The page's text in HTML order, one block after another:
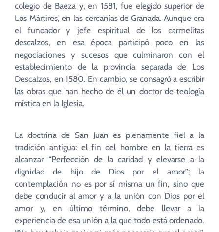
colegio de Baeza y, en 1581, fue elegido superior de
Los Mártires, en las cercanías de Granada. Aunque era
el fundador y jefe espiritual de los carmelitas
descalzos, en esa época participó poco en las
negociaciones y sucesos que culminaron con el
establecimiento de la provincia separada de Los
Descalzos, en 1580. En cambio, se consagró a escribir
las obras que han hecho de él un doctor de teología
mística en la Iglesia.
La doctrina de San Juan es plenamente fiel a la
tradición antigua: el fin del hombre en la tierra es
alcanzar “Perfección de la caridad y elevarse a la
dignidad de hijo de Dios por el amor”; la
contemplación no es por sí misma un fin, sino que
debe conducir al amor y a la unión con Dios por el
amor y, en último término, debe llevar a la
experiencia de esa unión a la que todo está ordenado.